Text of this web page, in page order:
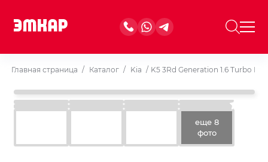
Главная страница / Каталог / Kia / K5 3Rd Generation 1.6 Turbo
еще 8
фото